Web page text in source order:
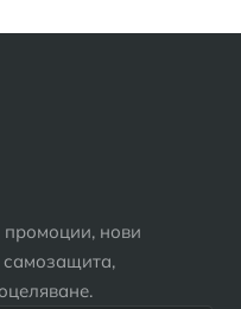
нови
самозащита,